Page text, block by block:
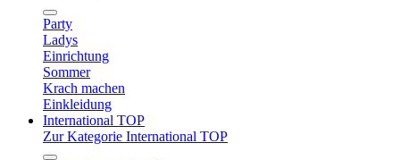
Party
Ladys
Einrichtung
Sommer
Krach machen
Einkleidung
International TOP
Zur Kategorie International TOP